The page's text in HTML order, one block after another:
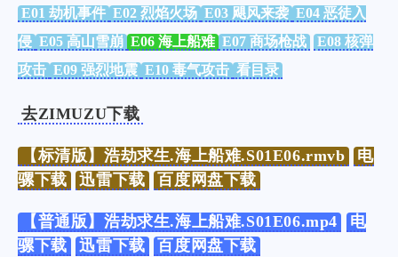
E01 劫机事件 E02 烈焰火场 E03 飓风来袭 E04 恶徒入
侵 E05 高山雪崩 E06 海上船难 E07 商场枪战
E08 核弹
攻击 E09 强烈地震 E10 毒气攻击 看目录
去ZIMUZU下载
【标清版】浩劫求生.海上船难.S01E06.rmvb
电
骡下载
迅雷下载 百度网盘下载
【普通版】浩劫求生.海上船难.S01E06.mp4
电
骡下载
迅雷下载 百度网盘下载